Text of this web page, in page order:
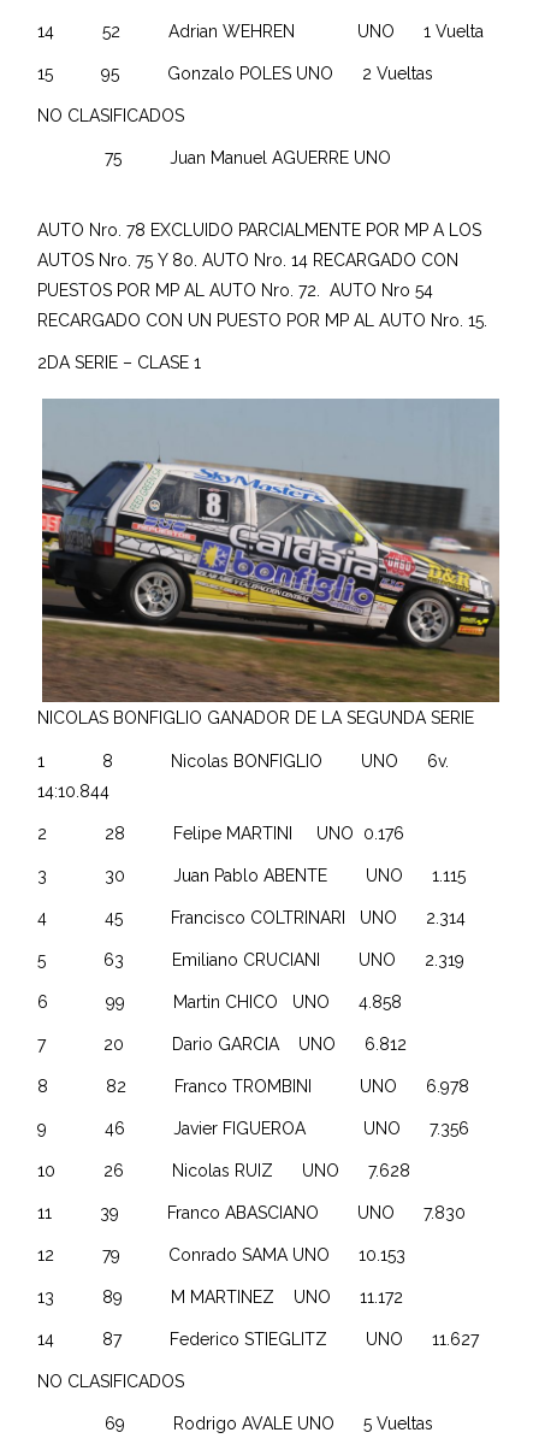
14 52 Adrian WEHREN UNO 1 Vuelta
15 95 Gonzalo POLES UNO 2 Vueltas
NO CLASIFICADOS
75 Juan Manuel AGUERRE UNO
AUTO Nro. 78 EXCLUIDO PARCIALMENTE POR MP A LOS
AUTOS Nro. 75 Y 80. AUTO Nro. 14 RECARGADO CON
PUESTOS POR MP AL AUTO Nro. 72. AUTO Nro 54
RECARGADO CON UN PUESTO POR MP AL AUTO Nro. 15.
2DA SERIE – CLASE 1
NICOLAS BONFIGLIO GANADOR DE LA SEGUNDA SERIE
1 8 Nicolas BONFIGLIO UNO 6v.
14:10.844
2 28 Felipe MARTINI UNO 0.176
3 30 Juan Pablo ABENTE UNO 1.115
4 45 Francisco COLTRINARI UNO 2.314
5 63 Emiliano CRUCIANI UNO 2.319
6 99 Martin CHICO UNO 4.858
7 20 Dario GARCIA UNO 6.812
8 82 Franco TROMBINI UNO 6.978
9 46 Javier FIGUEROA UNO 7.356
10 26 Nicolas RUIZ UNO 7.628
11 39 Franco ABASCIANO UNO 7.830
12 79 Conrado SAMA UNO 10.153
13 89 M MARTINEZ UNO 11.172
14 87 Federico STIEGLITZ UNO 11.627
NO CLASIFICADOS
69 Rodrigo AVALE UNO 5 Vueltas